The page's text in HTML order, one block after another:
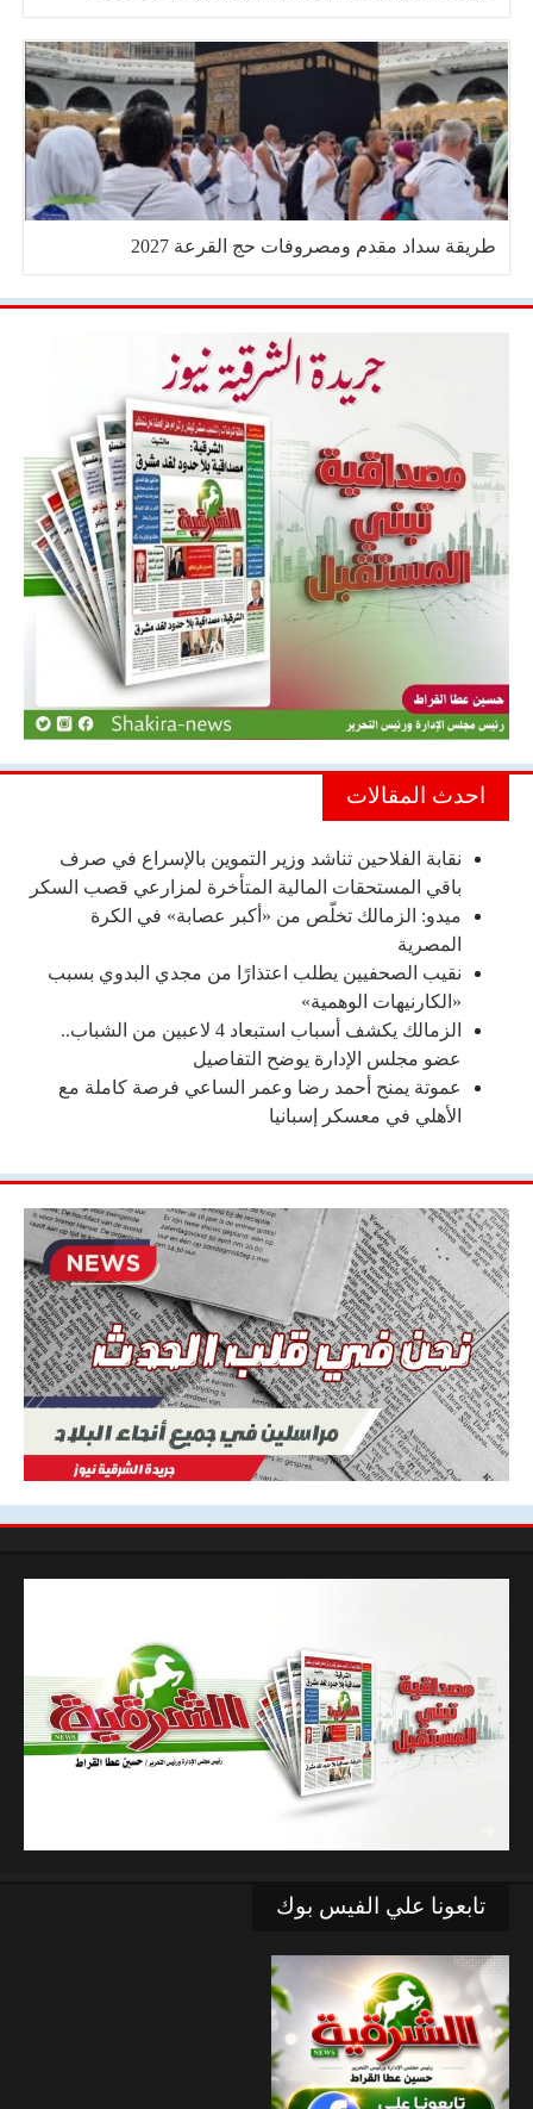
طريقة سداد مقدم ومصروفات حج القرعة 2027
احدث المقالات
نقابة الفلاحين تناشد وزير التموين بالإسراع في صرف
باقي المستحقات المالية المتأخرة لمزارعي قصب السكر
ميدو: الزمالك تخلّص من «أكبر عصابة» في الكرة
المصرية
نقيب الصحفيين يطلب اعتذارًا من مجدي البدوي بسبب
«الكارنيهات الوهمية»
الزمالك يكشف أسباب استبعاد 4 لاعبين من الشباب..
عضو مجلس الإدارة يوضح التفاصيل
عموتة يمنح أحمد رضا وعمر الساعي فرصة كاملة مع
الأهلي في معسكر إسبانيا
تابعونا علي الفيس بوك